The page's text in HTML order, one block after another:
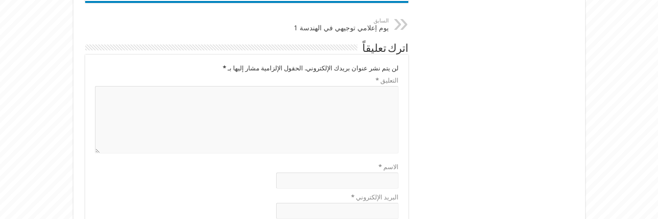
السابق
يوم إعلامي توجيهي في الهندسة 1
اترك تعليقاً
لن يتم نشر عنوان بريدك الإلكتروني. الحقول الإلزامية مشار إليها بـ*
التعليق*
الاسم*
البريد الإلكتروني*